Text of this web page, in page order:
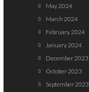
May 2024
March 2024
February 2024
January 2024
December 2023
October 2023
September 2023